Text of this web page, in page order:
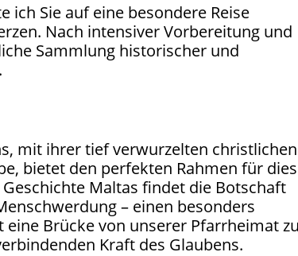
Sie auf eine besondere Reise
Nach intensiver Vorbereitung und
Sammlung historischer und
mit ihrer tief verwurzelten christlichen
bietet den perfekten Rahmen für
Maltas findet die Botschaft
– einen besonders
Brücke von unserer Pfarrheimat
Kraft des Glaubens.